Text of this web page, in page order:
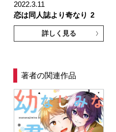
2022.3.11
恋は同人誌より奇なり 2
詳しく見る
著者の関連作品